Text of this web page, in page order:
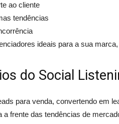
ao cliente
tendências
ideais para a sua
do Social
para venda, convertendo em
a frente das tendências de